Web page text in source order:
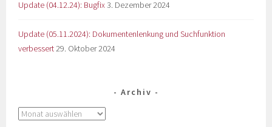
Update (04.12.24): Bugfix3. Dezember 2024
Update (05.11.2024): Dokumentenlenkung und Suchfunktion
verbessert29. Oktober 2024
Archiv